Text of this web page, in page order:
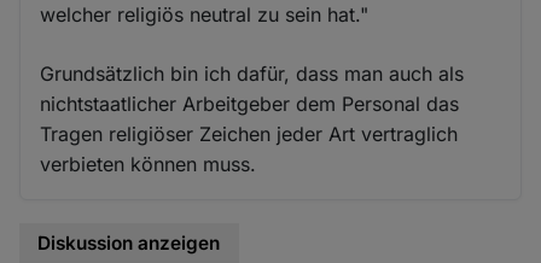
welcher religiös neutral zu sein hat."
Grundsätzlich bin ich dafür, dass man auch als
nichtstaatlicher Arbeitgeber dem Personal das
Tragen religiöser Zeichen jeder Art vertraglich
verbieten können muss.
Diskussion anzeigen